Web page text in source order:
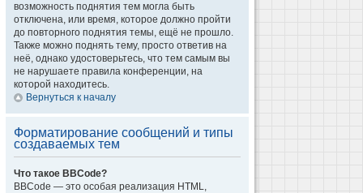
возможность поднятия тем могла быть
отключена, или время, которое должно пройти
до повторного поднятия темы, ещё не прошло.
Также можно поднять тему, просто ответив на
неё, однако удостоверьтесь, что тем самым вы
не нарушаете правила конференции, на
которой находитесь.
Вернуться к началу
Форматирование сообщений и типы
создаваемых тем
Что такое BBCode?
BBCode — это особая реализация HTML,